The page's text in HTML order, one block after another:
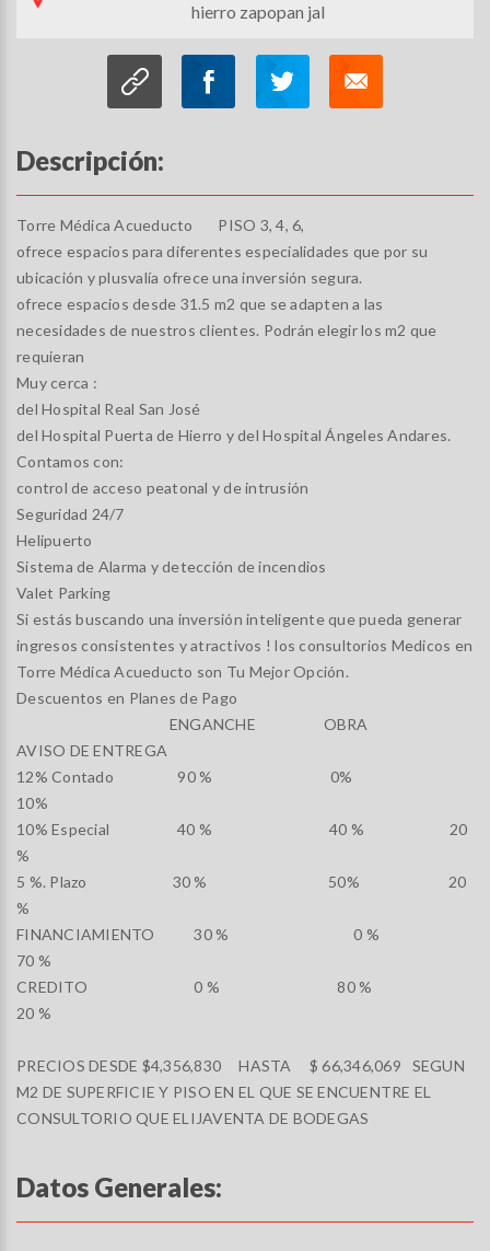
hierro zapopan jal
Descripción:
Torre Médica Acueducto PISO 3, 4, 6,
ofrece espacios para diferentes especialidades que por su
ubicación y plusvalía ofrece una inversión segura.
ofrece espacios desde 31.5 m2 que se adapten a las
necesidades de nuestros clientes. Podrán elegir los m2 que
requieran
Muy cerca :
del Hospital Real San José
del Hospital Puerta de Hierro y del Hospital Ángeles Andares.
Contamos con:
control de acceso peatonal y de intrusión
Seguridad 24/7
Helipuerto
Sistema de Alarma y detección de incendios
Valet Parking
Si estás buscando una inversión inteligente que pueda generar
ingresos consistentes y atractivos ! los consultorios Medicos en
Torre Médica Acueducto son Tu Mejor Opción.
Descuentos en Planes de Pago
ENGANCHE OBRA
AVISO DE ENTREGA
12% Contado 90 % 0%
10%
10% Especial 40 % 40 % 20
%
5 %. Plazo 30 % 50% 20
%
FINANCIAMIENTO 30 % 0 %
70 %
CREDITO 0 % 80 %
20 %
PRECIOS DESDE $4,356,830 HASTA $ 66,346,069 SEGUN
M2 DE SUPERFICIE Y PISO EN EL QUE SE ENCUENTRE EL
CONSULTORIO QUE ELIJAVENTA DE BODEGAS
Datos Generales: